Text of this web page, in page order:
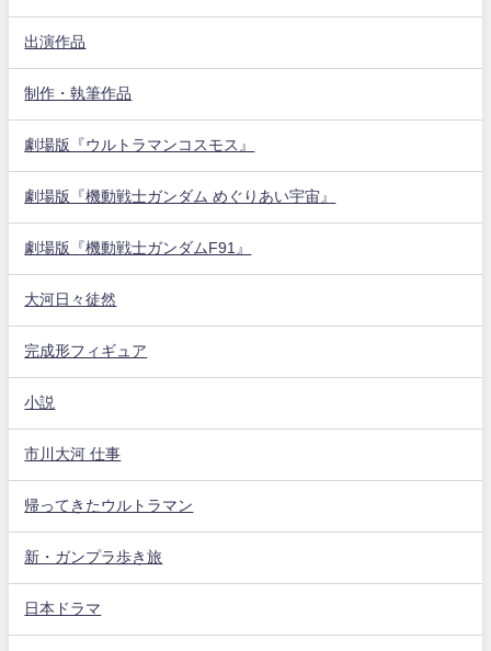
出演作品
制作・執筆作品
劇場版『ウルトラマンコスモス』
劇場版『機動戦士ガンダム めぐりあい宇宙』
劇場版『機動戦士ガンダムF91』
大河日々徒然
完成形フィギュア
小説
市川大河 仕事
帰ってきたウルトラマン
新・ガンプラ歩き旅
日本ドラマ